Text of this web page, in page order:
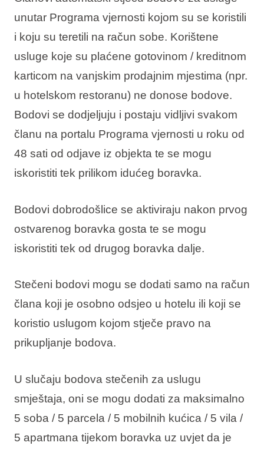
unutar Programa vjernosti kojom su se koristili
i koju su teretili na račun sobe. Korištene
usluge koje su plaćene gotovinom / kreditnom
karticom na vanjskim prodajnim mjestima (npr.
u hotelskom restoranu) ne donose bodove.
Bodovi se dodjeljuju i postaju vidljivi svakom
članu na portalu Programa vjernosti u roku od
48 sati od odjave iz objekta te se mogu
iskoristiti tek prilikom idućeg boravka.
Bodovi dobrodošlice se aktiviraju nakon prvog
ostvarenog boravka gosta te se mogu
iskoristiti tek od drugog boravka dalje.
Stečeni bodovi mogu se dodati samo na račun
člana koji je osobno odsjeo u hotelu ili koji se
koristio uslugom kojom stječe pravo na
prikupljanje bodova.
U slučaju bodova stečenih za uslugu
smještaja, oni se mogu dodati za maksimalno
5 soba / 5 parcela / 5 mobilnih kućica / 5 vila /
5 apartmana tijekom boravka uz uvjet da je